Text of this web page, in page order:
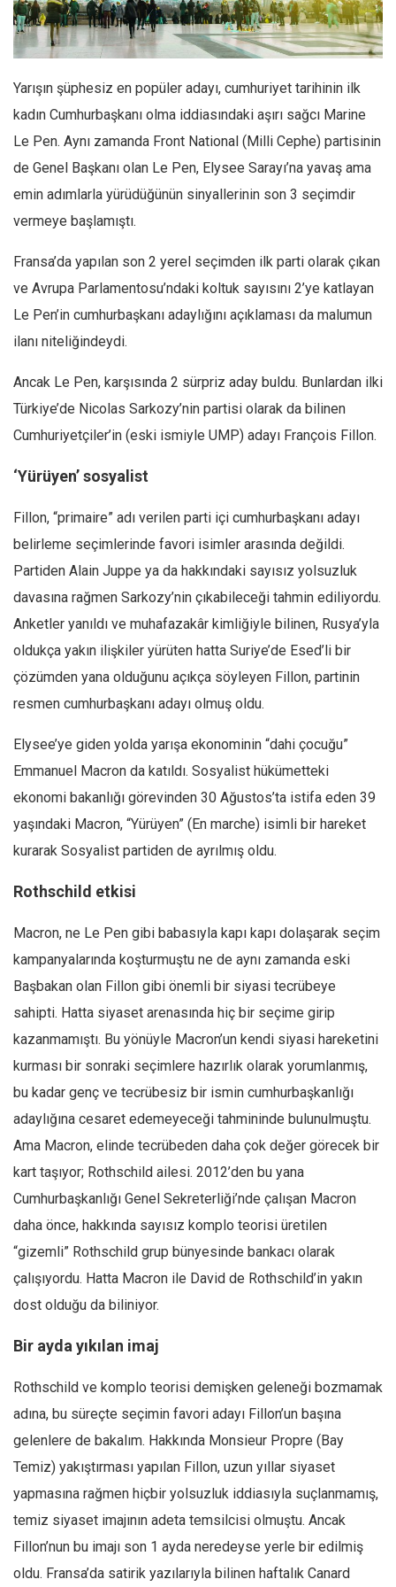
Facebook
Instagram
Editörden
Kemal Özer
Mahmut Toptaş
Yvonne Ridley
Ömer Kayani
Yusuf Armağan
Hasanali Yıldırım
Selçuk Türkyılmaz
Mehmet Ali Tekin
Amina S. Jenenkovic
Bağdagül Öz
Esra Elönü
» Yazar arşivi
Bu Sayı
Tüm Sayılar
Kategoriler
Kültür Sanat
Karisi kitap sualleri
Ekonomi
Spor
Gıda-Beslenme
Hayat
Türkiye
Siyaset
Dünya
Afrika
İslam Dünyası
Amerika
Avustralya
Tarih
Düşünce
Dosyalar
Yarışın şüphesiz en popüler adayı, cumhuriyet tarihinin ilk
kadın Cumhurbaşkanı olma iddiasındaki aşırı sağcı Marine
Le Pen. Aynı zamanda Front National (Milli Cephe) partisinin
de Genel Başkanı olan Le Pen, Elysee Sarayı’na yavaş ama
emin adımlarla yürüdüğünün sinyallerinin son 3 seçimdir
vermeye başlamıştı.
Fransa’da yapılan son 2 yerel seçimden ilk parti olarak çıkan
ve Avrupa Parlamentosu’ndaki koltuk sayısını 2’ye katlayan
Le Pen’in cumhurbaşkanı adaylığını açıklaması da malumun
ilanı niteliğindeydi.
Ancak Le Pen, karşısında 2 sürpriz aday buldu. Bunlardan ilki
Türkiye’de Nicolas Sarkozy’nin partisi olarak da bilinen
Cumhuriyetçiler’in (eski ismiyle UMP) adayı François Fillon.
‘Yürüyen’ sosyalist
Fillon, “primaire” adı verilen parti içi cumhurbaşkanı adayı
belirleme seçimlerinde favori isimler arasında değildi.
Partiden Alain Juppe ya da hakkındaki sayısız yolsuzluk
davasına rağmen Sarkozy’nin çıkabileceği tahmin ediliyordu.
Anketler yanıldı ve muhafazakâr kimliğiyle bilinen, Rusya’yla
oldukça yakın ilişkiler yürüten hatta Suriye’de Esed’li bir
çözümden yana olduğunu açıkça söyleyen Fillon, partinin
resmen cumhurbaşkanı adayı olmuş oldu.
Elysee’ye giden yolda yarışa ekonominin “dahi çocuğu”
Emmanuel Macron da katıldı. Sosyalist hükümetteki
ekonomi bakanlığı görevinden 30 Ağustos’ta istifa eden 39
yaşındaki Macron, “Yürüyen” (En marche) isimli bir hareket
kurarak Sosyalist partiden de ayrılmış oldu.
Rothschild etkisi
Macron, ne Le Pen gibi babasıyla kapı kapı dolaşarak seçim
kampanyalarında koşturmuştu ne de aynı zamanda eski
Başbakan olan Fillon gibi önemli bir siyasi tecrübeye
sahipti. Hatta siyaset arenasında hiç bir seçime girip
kazanmamıştı. Bu yönüyle Macron’un kendi siyasi hareketini
kurması bir sonraki seçimlere hazırlık olarak yorumlanmış,
bu kadar genç ve tecrübesiz bir ismin cumhurbaşkanlığı
adaylığına cesaret edemeyeceği tahmininde bulunulmuştu.
Ama Macron, elinde tecrübeden daha çok değer görecek bir
kart taşıyor; Rothschild ailesi. 2012’den bu yana
Cumhurbaşkanlığı Genel Sekreterliği’nde çalışan Macron
daha önce, hakkında sayısız komplo teorisi üretilen
“gizemli” Rothschild grup bünyesinde bankacı olarak
çalışıyordu. Hatta Macron ile David de Rothschild’in yakın
dost olduğu da biliniyor.
Bir ayda yıkılan imaj
Rothschild ve komplo teorisi demişken geleneği bozmamak
adına, bu süreçte seçimin favori adayı Fillon’un başına
gelenlere de bakalım. Hakkında Monsieur Propre (Bay
Temiz) yakıştırması yapılan Fillon, uzun yıllar siyaset
yapmasına rağmen hiçbir yolsuzluk iddiasıyla suçlanmamış,
temiz siyaset imajının adeta temsilcisi olmuştu. Ancak
Fillon’nun bu imajı son 1 ayda neredeyse yerle bir edilmiş
oldu. Fransa’da satirik yazılarıyla bilinen haftalık Canard